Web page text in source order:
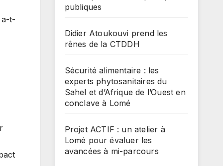
a-t-
publiques
Didier Atoukouvi prend les
rênes de la CTDDH
Sécurité alimentaire : les
experts phytosanitaires du
Sahel et d’Afrique de l’Ouest en
conclave à Lomé
Projet ACTIF : un atelier à
Lomé pour évaluer les
avancées à mi-parcours